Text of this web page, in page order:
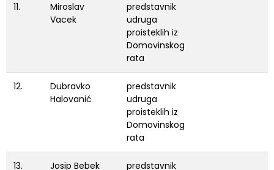
11.
Miroslav
Vacek
predstavnik
udruga
proisteklih iz
Domovinskog
rata
12.
Dubravko
Halovanić
predstavnik
udruga
proisteklih iz
Domovinskog
rata
13. Josip Bebek
predstavnik